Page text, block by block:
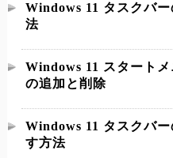
Windows 11 タスクバ
法
Windows 11 スタート
の追加と削除
Windows 11 タスクバ
す方法